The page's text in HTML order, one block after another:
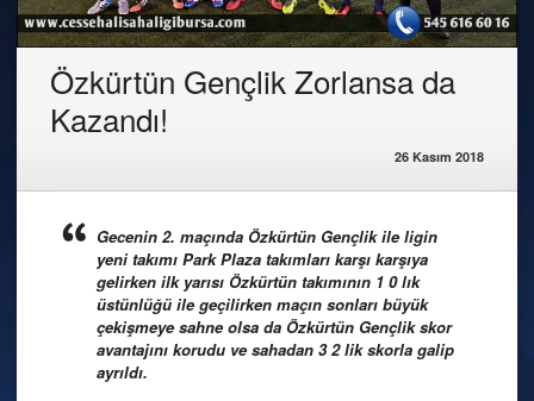
Özkürtün Gençlik Zorlansa da
Kazandı!
26 Kasım 2018
Gecenin 2. maçında Özkürtün Gençlik ile ligin
yeni takımı Park Plaza takımları karşı karşıya
gelirken ilk yarısı Özkürtün takımının 1 0 lık
üstünlüğü ile geçilirken maçın sonları büyük
çekişmeye sahne olsa da Özkürtün Gençlik skor
avantajını korudu ve sahadan 3 2 lik skorla galip
ayrıldı.